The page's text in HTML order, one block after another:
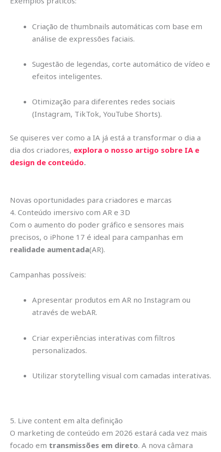
Criação de thumbnails automáticas com base em
análise de expressões faciais.
Sugestão de legendas, corte automático de vídeo e
efeitos inteligentes.
Otimização para diferentes redes sociais
(Instagram, TikTok, YouTube Shorts).
Se quiseres ver como a IA já está a transformar o dia a
dia dos criadores, explora o nosso artigo sobre IA e
design de conteúdo.
Novas oportunidades para criadores e marcas
4. Conteúdo imersivo com AR e 3D
Com o aumento do poder gráfico e sensores mais
precisos, o iPhone 17 é ideal para campanhas em
realidade aumentada(AR).
Campanhas possíveis:
Apresentar produtos em AR no Instagram ou
através de webAR.
Criar experiências interativas com filtros
personalizados.
Utilizar storytelling visual com camadas interativas.
5. Live content em alta definição
O marketing de conteúdo em 2026 estará cada vez mais
focado em transmissões em direto. A nova câmara